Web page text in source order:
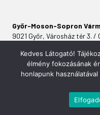
Győr-Moson-Sopron
9021 Győr, Városház tér 3. /
Kedves Látogató!
élmény fokozásának
honlapunk